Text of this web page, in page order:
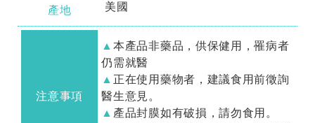
產地 美國
注意事項
本產品非藥品，供保健用，罹病者
仍需就醫
正在使用藥物者，建議食用前徵詢
醫生意見。
產品封膜如有破損，請勿食用。